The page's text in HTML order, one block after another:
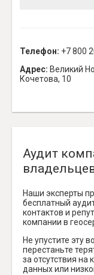
Телефон: +7 800
Адрес: Великий
Кочетова, 10
Аудит
Наши эксперты
бесплатный
контактов и
компании в
Не упустите эту
перестаньте
за отсутствия на
данных или